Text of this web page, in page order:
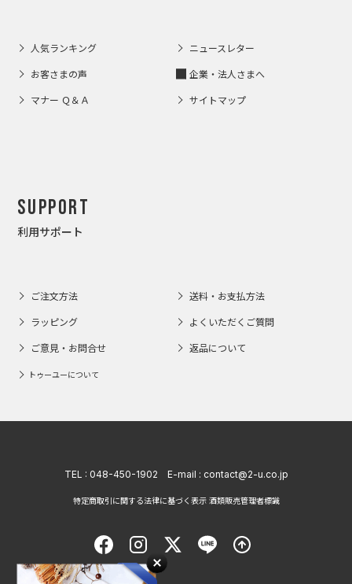
人気ランキング ニュースレター
お客さまの声 企業・法人さまへ
マナー Ｑ＆Ａ サイトマップ
Support
利用サポート
ご注文方法 送料・お支払方法
ラッピング よくいただくご質問
ご意見・お問合せ 返品について
トゥーユーについて
TEL : 048-450-1902 E-mail : contact@2-u.co.jp
特定商取引に関する法律に基づく表示 酒類販売管理者標識